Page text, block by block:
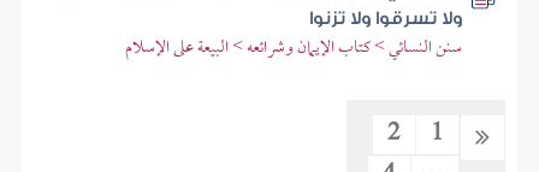
ولا تسرقوا ولا تزنوا
سنن النسائي > كتاب الإيمان وشرائعه > البيعة على الإسلام
1
2